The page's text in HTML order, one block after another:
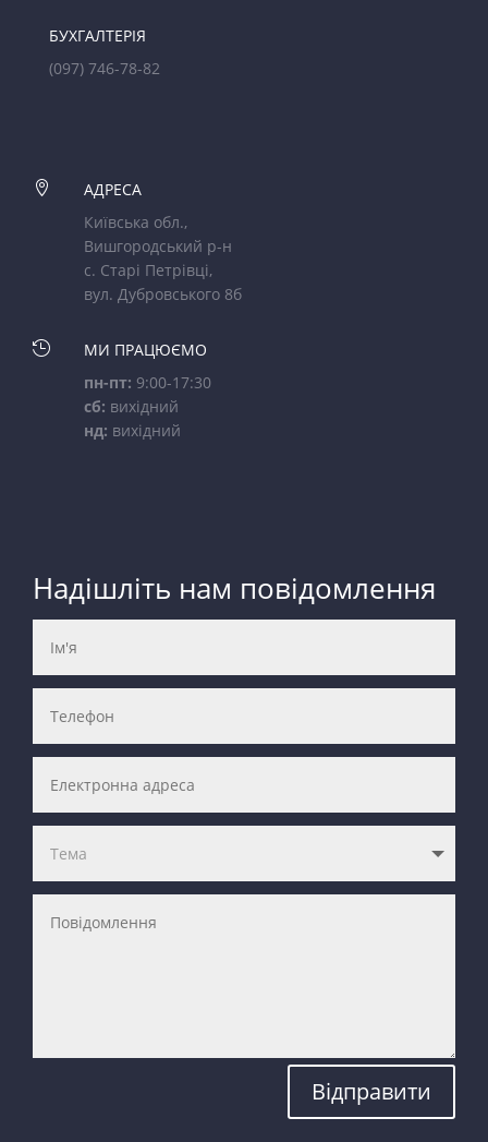
БУХГАЛТЕРІЯ
(097) 746-78-82

АДРЕСА
Київська обл.,
Вишгородський р-н
с. Старі Петрівці,
вул. Дубровського 8б

МИ ПРАЦЮЄМО
пн-пт: 9:00-17:30
сб: вихідний
нд: вихідний
Надішліть нам повідомлення
Відправити